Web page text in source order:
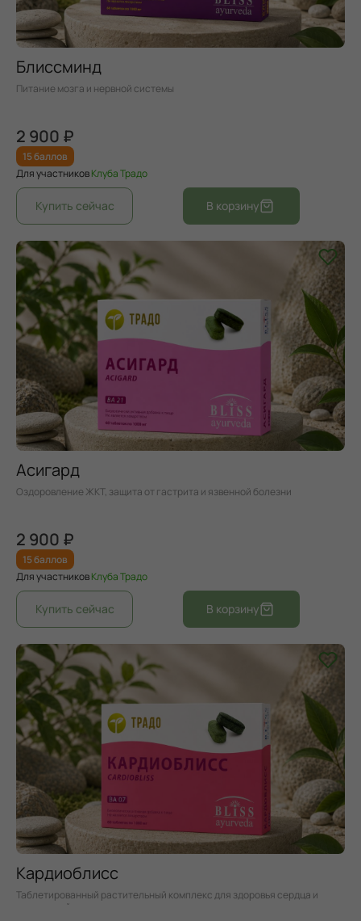
Блиссминд
Питание мозга и нервной системы
2 900 ₽
15 баллов
Для участниковКлуба Традо
Асигард
Оздоровление ЖКТ, защита от гастрита и язвенной болезни
2 900 ₽
15 баллов
Для участниковКлуба Традо
Кардиоблисс
Таблетированный растительный комплекс для здоровья сердца и
сосудистой системы.